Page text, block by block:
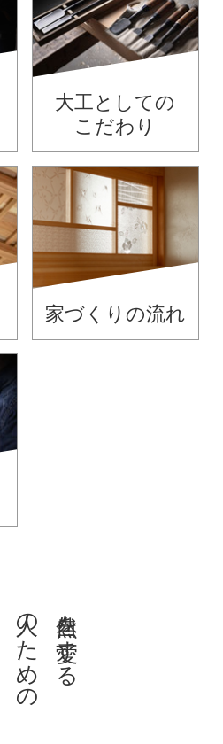
大工としての
こだわり
家づくりの流れ
自然を愛する
人のための